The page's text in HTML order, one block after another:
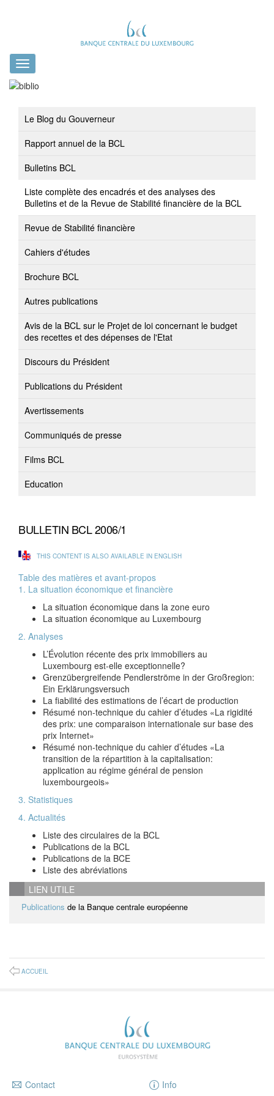
Toggle
navigation
Le Blog du Gouverneur
Rapport annuel de la BCL
Bulletins BCL
Liste complète des encadrés et des analyses des
Bulletins et de la Revue de Stabilité financière de la BCL
Revue de Stabilité financière
Cahiers d'études
Brochure BCL
Autres publications
Avis de la BCL sur le Projet de loi concernant le budget
des recettes et des dépenses de l'Etat
Discours du Président
Publications du Président
Avertissements
Communiqués de presse
Films BCL
Education
BULLETIN BCL 2006/1
THIS CONTENT IS ALSO AVAILABLE IN ENGLISH
Table des matières et avant-propos
1. La situation économique et financière
La situation économique dans la zone euro
La situation économique au Luxembourg
2. Analyses
L’Évolution récente des prix immobiliers au
Luxembourg est-elle exceptionnelle?
Grenzübergreifende Pendlerströme in der Großregion:
Ein Erklärungsversuch
La fiabilité des estimations de l’écart de production
Résumé non-technique du cahier d’études «La rigidité
des prix: une comparaison internationale sur base des
prix Internet»
Résumé non-technique du cahier d’études «La
transition de la répartition à la capitalisation:
application au régime général de pension
luxembourgeois»
3. Statistiques
4. Actualités
Liste des circulaires de la BCL
Publications de la BCL
Publications de la BCE
Liste des abréviations
LIEN UTILE
Publications de la Banque centrale européenne
ACCUEIL
Contact Info